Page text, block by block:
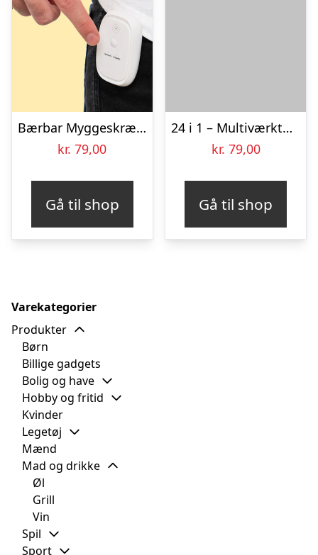
Bærbar Myggeskræmmer
kr. 79,00
Gå til shop
24 i 1 – Multiværktøjsnøgle
kr. 79,00
Gå til shop
Varekategorier
Produkter
Børn
Billige gadgets
Bolig og have
Hobby og fritid
Kvinder
Legetøj
Mænd
Mad og drikke
Øl
Grill
Vin
Spil
Sport